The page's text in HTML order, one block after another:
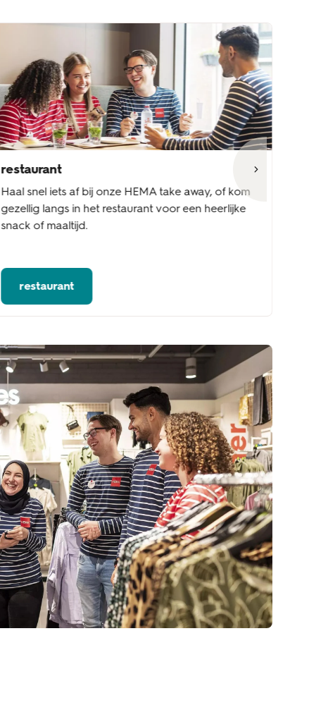
restaurant
Haal snel iets af bij onze HEMA take away, of kom
gezellig langs in het restaurant voor een heerlijke
snack of maaltijd.
restaurant